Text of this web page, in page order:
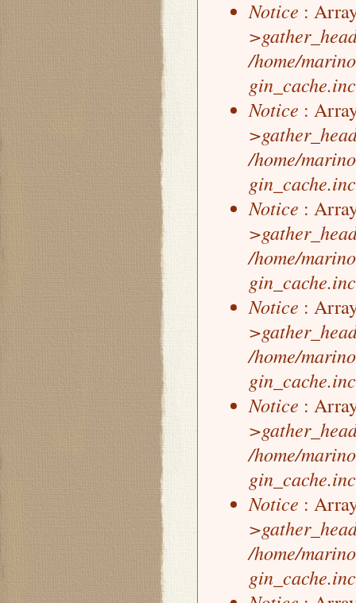
Notice :
/home/
gin_cache.inc
Notice :
/home/
gin_cache.inc
Notice :
/home/
gin_cache.inc
Notice :
/home/
gin_cache.inc
Notice :
/home/
gin_cache.inc
Notice :
/home/
gin_cache.inc